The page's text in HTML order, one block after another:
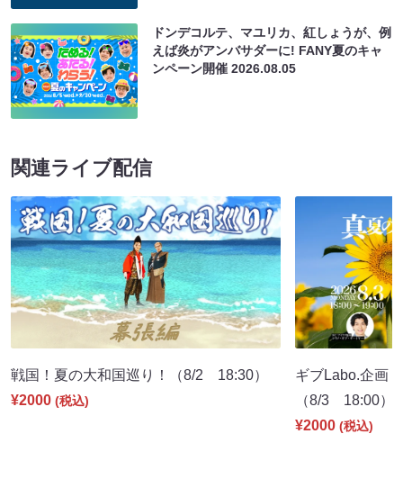
ドンデコルテ、マユリカ、紅しょうが、例
えば炎がアンバサダーに! FANY夏のキャ
ンペーン開催2026.08.05
関連ライブ配信
戦国！夏の大和国巡り！（8/2 18:30）
¥2000 (税込)
ギブLabo.企画
（8/3 18:00）
¥2000 (税込)